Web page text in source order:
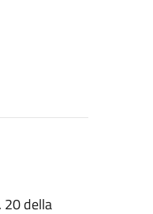
20 della